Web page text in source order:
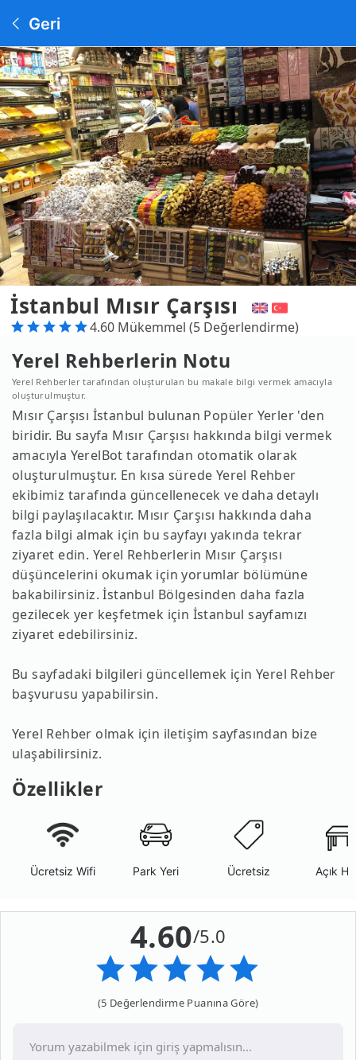
Geri
İstanbul Mısır Çarşısı
4.60 Mükemmel (5 Değerlendirme)
Yerel Rehberlerin Notu
Yerel Rehberler tarafından oluşturulan bu makale bilgi vermek amacıyla
oluşturulmuştur.
Mısır Çarşısı İstanbul bulunan Popüler Yerler 'den
biridir. Bu sayfa Mısır Çarşısı hakkında bilgi vermek
amacıyla YerelBot tarafından otomatik olarak
oluşturulmuştur. En kısa sürede Yerel Rehber
ekibimiz tarafında güncellenecek ve daha detaylı
bilgi paylaşılacaktır. Mısır Çarşısı hakkında daha
fazla bilgi almak için bu sayfayı yakında tekrar
ziyaret edin. Yerel Rehberlerin Mısır Çarşısı
düşüncelerini okumak için yorumlar bölümüne
bakabilirsiniz. İstanbul Bölgesinden daha fazla
gezilecek yer keşfetmek için İstanbul sayfamızı
ziyaret edebilirsiniz.
Bu sayfadaki bilgileri güncellemek için Yerel Rehber
başvurusu yapabilirsin.
Yerel Rehber olmak için iletişim sayfasından bize
ulaşabilirsiniz.
Özellikler
Ücretsiz Wifi Park Yeri Ücretsiz Açık
4.60/5.0
(5 Değerlendirme Puanına Göre)